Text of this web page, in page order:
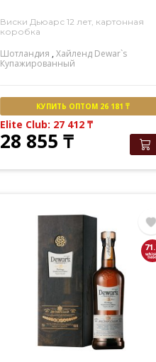
Виски Дьюарс 12 лет, картонная
коробка
Шотландия ,Хайленд Dewar`s
Купажированный
КУПИТЬ ОПТОМ 26 181 ₸
Elite Club: 27 412₸
28 855₸